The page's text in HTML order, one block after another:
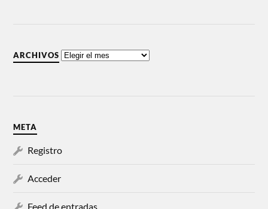
ARCHIVOS
META
Registro
Acceder
Feed de entradas